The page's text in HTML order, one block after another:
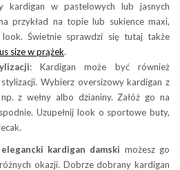
kardigan w pastelowych lub jasnych
przykład na topie lub sukience maxi,
Świetnie sprawdzi się tutaj także
size w prążek.
: Kardigan może być również
Wybierz oversizowy kardigan z
z wełny albo dzianiny. Załóż go na
Uzupełnij look o sportowe buty,
kardigan damski możesz go
okazji. Dobrze dobrany kardigan